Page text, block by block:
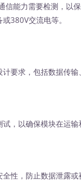
能力需要检测，以
380V交流电等。
求，包括数据传输
以确保模块在运输
，防止数据泄露或